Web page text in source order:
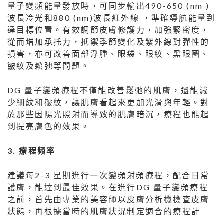
量子變頻能量發放時，可同步輸出490-650 (nm )
波長冷光和880 (nm)波長紅外線 ，準確導航能量到
達目標位置。有效調節皮膚修護力，加強緊密度，
從而增加承托力，抵禦季節變化及紫外線對彈性的
損害，亦可改善面部浮腫、眼袋、眼紋、黑眼圈、
皺紋及鬆弛等問題。
DG 量子變頻療程不僅能改善鬆弛的肌膚，還能減
少細紋和皺紋，讓肌膚看起來更加光滑與年輕。對
於那些因陽光照射而導致的肌膚暗沉，療程也能起
到提亮膚色的效果。
3. 療程頻率
建議每2-3 星期進行一次變頻射頻療程，配合日常
護膚，能達到最佳效果。在進行DG 量子變頻療程
之前，首先由專業的美容師以皮膚分析機檢查皮膚
狀態，再根據當時的肌膚狀況制定適合的療程計